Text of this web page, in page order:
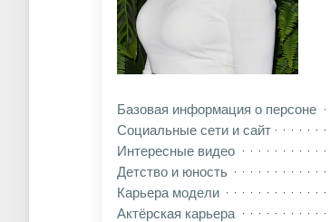
Базовая информация о персоне
Социальные сети и сайт
Интересные видео
Детство и юность
Карьера модели
Актёрская карьера